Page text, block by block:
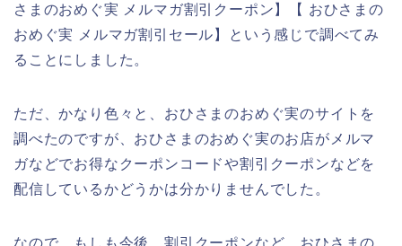
さまのおめぐ実 メルマガ割引クーポン】【 おひさまの
おめぐ実 メルマガ割引セール】という感じで調べてみ
ることにしました。
ただ、かなり色々と、おひさまのおめぐ実のサイトを
調べたのですが、おひさまのおめぐ実のお店がメルマ
ガなどでお得なクーポンコードや割引クーポンなどを
配信しているかどうかは分かりませんでした。
なので、もしも今後、割引クーポンなど、おひさまの